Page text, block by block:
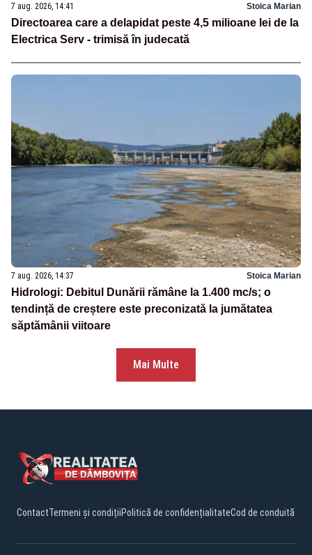
7 aug. 2026, 14:41 Stoica Marian
Directoarea care a delapidat peste 4,5 milioane lei de la
Electrica Serv - trimisă în judecată
7 aug. 2026, 14:37 Stoica Marian
Hidrologi: Debitul Dunării rămâne la 1.400 mc/s; o
tendință de creștere este preconizată la jumătatea
săptămânii viitoare
Mai Multe
ContactTermeni și condițiiPolitică de confidențialitateCod de conduită